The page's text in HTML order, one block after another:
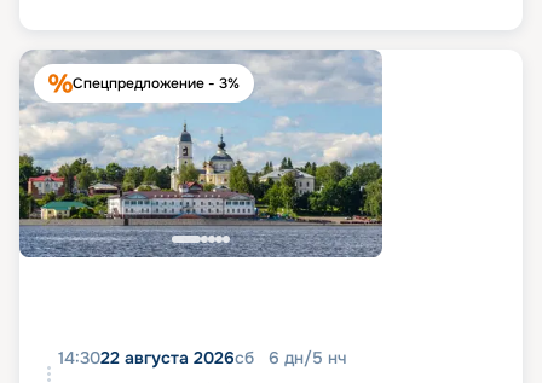
Спецпредложение - 3%
14:3022 августа 2026сб 6 дн/5 нч